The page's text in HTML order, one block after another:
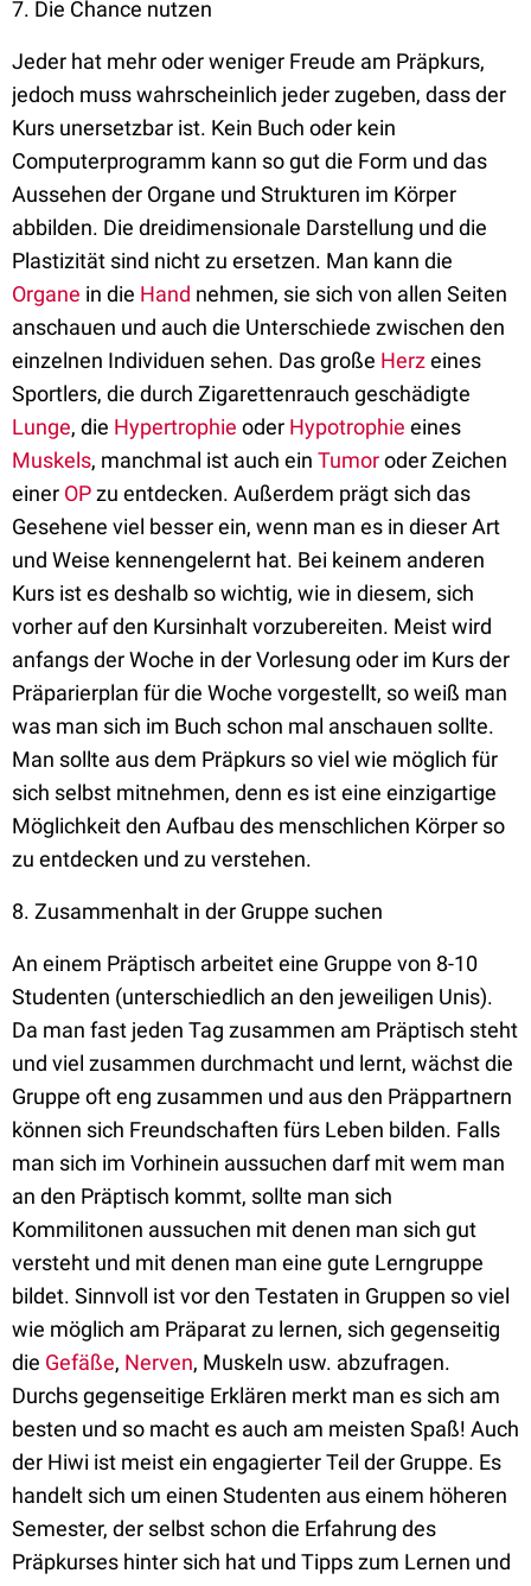
7. Die Chance nutzen
Jeder hat mehr oder weniger Freude am Präpkurs,
jedoch muss wahrscheinlich jeder zugeben, dass der
Kurs unersetzbar ist. Kein Buch oder kein
Computerprogramm kann so gut die Form und das
Aussehen der Organe und Strukturen im Körper
abbilden. Die dreidimensionale Darstellung und die
Plastizität sind nicht zu ersetzen. Man kann die
Organe in die Hand nehmen, sie sich von allen Seiten
anschauen und auch die Unterschiede zwischen den
einzelnen Individuen sehen. Das große Herzeines
Sportlers, die durch Zigarettenrauch geschädigte
Lunge, die Hypertrophie oder Hypotrophie eines
Muskels, manchmal ist auch ein Tumoroder Zeichen
einer OPzu entdecken. Außerdem prägt sich das
Gesehene viel besser ein, wenn man es in dieser Art
und Weise kennengelernt hat. Bei keinem anderen
Kurs ist es deshalb so wichtig, wie in diesem, sich
vorher auf den Kursinhalt vorzubereiten. Meist wird
anfangs der Woche in der Vorlesung oder im Kurs der
Präparierplan für die Woche vorgestellt, so weiß man
was man sich im Buch schon mal anschauen sollte.
Man sollte aus dem Präpkurs so viel wie möglich für
sich selbst mitnehmen, denn es ist eine einzigartige
Möglichkeit den Aufbau des menschlichen Körper so
zu entdecken und zu verstehen.
8. Zusammenhalt in der Gruppe suchen
An einem Präptisch arbeitet eine Gruppe von 8-10
Studenten (unterschiedlich an den jeweiligen Unis).
Da man fast jeden Tag zusammen am Präptisch steht
und viel zusammen durchmacht und lernt, wächst die
Gruppe oft eng zusammen und aus den Präppartnern
können sich Freundschaften fürs Leben bilden. Falls
man sich im Vorhinein aussuchen darf mit wem man
an den Präptisch kommt, sollte man sich
Kommilitonen aussuchen mit denen man sich gut
versteht und mit denen man eine gute Lerngruppe
bildet. Sinnvoll ist vor den Testaten in Gruppen so viel
wie möglich am Präparat zu lernen, sich gegenseitig
die Gefäße, Nerven, Muskeln usw. abzufragen.
Durchs gegenseitige Erklären merkt man es sich am
besten und so macht es auch am meisten Spaß! Auch
der Hiwi ist meist ein engagierter Teil der Gruppe. Es
handelt sich um einen Studenten aus einem höheren
Semester, der selbst schon die Erfahrung des
Präpkurses hinter sich hat und Tipps zum Lernen und